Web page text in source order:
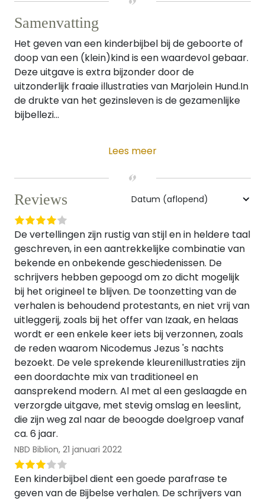
Samenvatting
Het geven van een kinderbijbel bij de geboorte of
doop van een (klein)kind is een waardevol gebaar.
Deze uitgave is extra bijzonder door de
uitzonderlijk fraaie illustraties van Marjolein Hund.In
de drukte van het gezinsleven is de gezamenlijke
bijbellezi...
Lees meer
Reviews
De vertellingen zijn rustig van stijl en in heldere taal
geschreven, in een aantrekkelijke combinatie van
bekende en onbekende geschiedenissen. De
schrijvers hebben gepoogd om zo dicht mogelijk
bij het origineel te blijven. De toonzetting van de
verhalen is behoudend protestants, en niet vrij van
uitleggerij, zoals bij het offer van Izaak, en helaas
wordt er een enkele keer iets bij verzonnen, zoals
de reden waarom Nicodemus Jezus 's nachts
bezoekt. De vele sprekende kleurenillustraties zijn
een doordachte mix van traditioneel en
aansprekend modern. Al met al een geslaagde en
verzorgde uitgave, met stevig omslag en leeslint,
die zijn weg zal naar de beoogde doelgroep vanaf
ca. 6 jaar.
NBD Biblion, 21 januari 2022
Een kinderbijbel dient een goede parafrase te
geven van de Bijbelse verhalen. De schrijvers van